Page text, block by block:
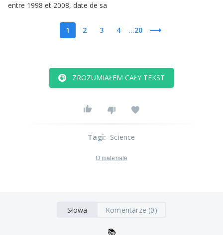
entre 1998 et 2008, date de sa
1 2 3 4 ...20
ZROZUMIAŁEM CAŁY TEKST
Tagi: Science
O materiale
Słowa Komentarze (0)
📚